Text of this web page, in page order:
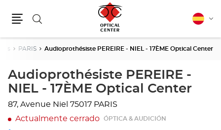
Buscar Español
PARIS Audioprothésiste PEREIRE - NIEL - 17ÈME Optical Center
Audioprothésiste PEREIRE -
NIEL - 17ÈME Optical Center
87, Avenue Niel 75017 PARIS
Actualmente cerrado
ÓPTICA & AUDICIÓN